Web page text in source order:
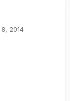
2014